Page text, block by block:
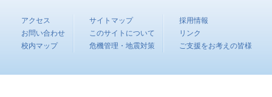
アクセス
お問い合わせ
校内マップ
サイトマップ
このサイトについて
危機管理・地震対策
採用情報
リンク
ご支援をお考えの皆様